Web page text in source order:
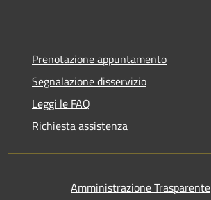
Prenotazione appuntamento
Segnalazione disservizio
Leggi le FAQ
Richiesta assistenza
Amministrazione Trasparente